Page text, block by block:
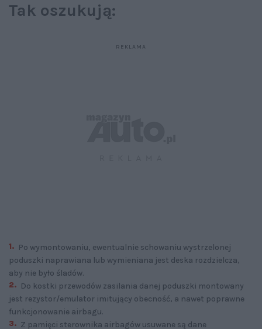
Tak oszukują:
Po wymontowaniu, ewentualnie schowaniu wystrzelonej
poduszki naprawiana lub wymieniana jest deska rozdzielcza,
aby nie było śladów.
Do kostki przewodów zasilania danej poduszki montowany
jest rezystor/emulator imitujący obecność, a nawet poprawne
funkcjonowanie airbagu.
Z pamięci sterownika airbagów usuwane są dane